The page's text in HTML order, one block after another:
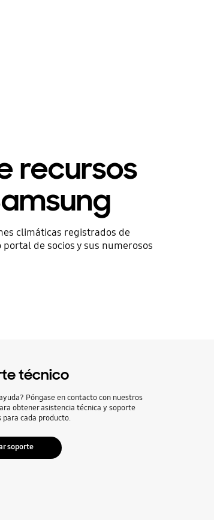
recursos
climáticas registrados de
de socios y sus numerosos
técnico
Póngase en contacto con nuestros
obtener asistencia técnica y soporte
para cada producto.
soporte